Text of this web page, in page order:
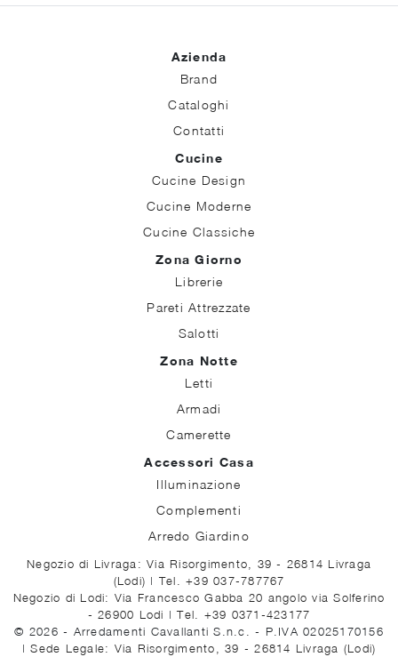
Azienda
Brand
Cataloghi
Contatti
Cucine
Cucine Design
Cucine Moderne
Cucine Classiche
Zona Giorno
Librerie
Pareti Attrezzate
Salotti
Zona Notte
Letti
Armadi
Camerette
Accessori Casa
Illuminazione
Complementi
Arredo Giardino
Negozio di Livraga: Via Risorgimento, 39 - 26814 Livraga
(Lodi) | Tel. +39 037-787767
Negozio di Lodi: Via Francesco Gabba 20 angolo via Solferino
- 26900 Lodi |Tel. +39 0371-423177
© 2026 - Arredamenti Cavallanti S.n.c. - P.IVA 02025170156
|Sede Legale: Via Risorgimento, 39 - 26814 Livraga (Lodi)